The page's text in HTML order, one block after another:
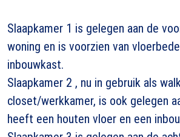
Slaapkamer 1 is gelegen aan de
woning en is voorzien van
inbouwkast.
Slaapkamer 2 , nu in gebruik als
closet/werkkamer, is ook gelegen
heeft een houten vloer en een